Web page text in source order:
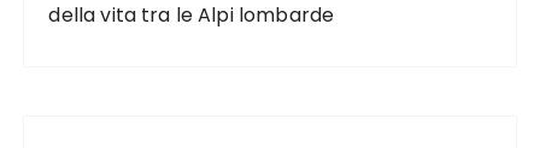
della vita tra le Alpi lombarde